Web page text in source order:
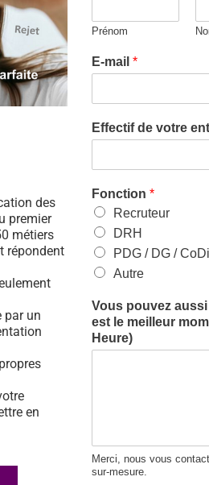
des
premier
métiers
répondent
par un
en
Prénom
E-mail *
Effectif de votre
Fonction *
Recruteur
DRH
PDG / DG /
Autre
Vous pouvez
est le meilleur
Heure)
Merci, nous vous
sur-mesure.